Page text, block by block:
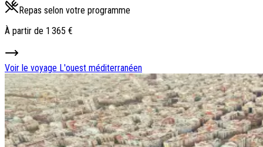
Repas selon votre programme
À partir de 1 365 €
Voir le voyage L'ouest méditerranéen